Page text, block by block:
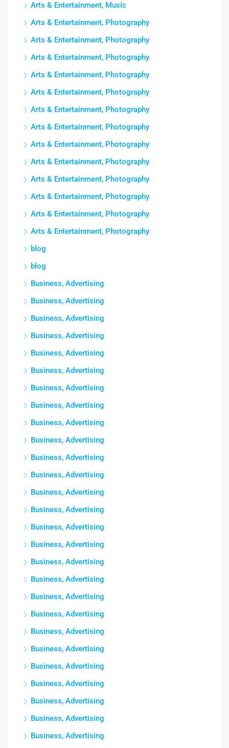
Arts & Entertainment, Music
Arts & Entertainment, Photography
Arts & Entertainment, Photography
Arts & Entertainment, Photography
Arts & Entertainment, Photography
Arts & Entertainment, Photography
Arts & Entertainment, Photography
Arts & Entertainment, Photography
Arts & Entertainment, Photography
Arts & Entertainment, Photography
Arts & Entertainment, Photography
Arts & Entertainment, Photography
Arts & Entertainment, Photography
Arts & Entertainment, Photography
blog
blog
Business, Advertising
Business, Advertising
Business, Advertising
Business, Advertising
Business, Advertising
Business, Advertising
Business, Advertising
Business, Advertising
Business, Advertising
Business, Advertising
Business, Advertising
Business, Advertising
Business, Advertising
Business, Advertising
Business, Advertising
Business, Advertising
Business, Advertising
Business, Advertising
Business, Advertising
Business, Advertising
Business, Advertising
Business, Advertising
Business, Advertising
Business, Advertising
Business, Advertising
Business, Advertising
Business, Advertising